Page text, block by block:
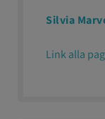
Silvia
Link alla